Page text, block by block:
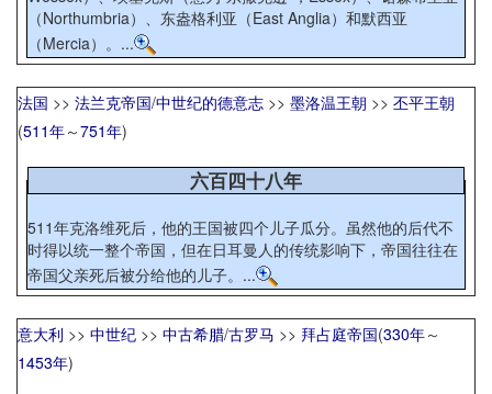
（Northumbria）、东盎格利亚（East Anglia）和默西亚
（Mercia）。...
法国 >> 法兰克帝国/中世纪的德意志 >> 墨洛温王朝 >> 丕平王朝
(511年～751年)
六百四十八年
511年克洛维死后，他的王国被四个儿子瓜分。虽然他的后代不
时得以统一整个帝国，但在日耳曼人的传统影响下，帝国往往在
帝国父亲死后被分给他的儿子。...
意大利 >> 中世纪 >> 中古希腊/古罗马 >> 拜占庭帝国(330年～
1453年)